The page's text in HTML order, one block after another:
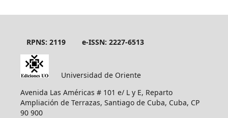
RPNS: 2119 e-ISSN: 2227-6513
Universidad de Oriente
Avenida Las Américas # 101 e/ L y E, Reparto
Ampliación de Terrazas, Santiago de Cuba, Cuba, CP
90 900